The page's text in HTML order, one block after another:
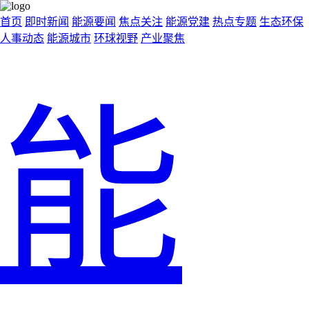
首页 即时新闻 能源要闻 焦点关注 能源党建 热点专题 生态环保
人事动态 能源城市 环球视野 产业聚焦
能